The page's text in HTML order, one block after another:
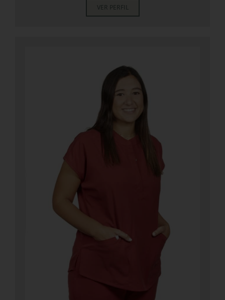
VER PERFIL